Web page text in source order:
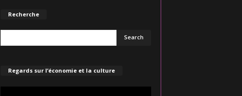
Recherche
Regards sur l’économie et la culture